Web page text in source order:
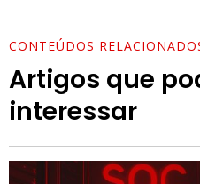
CONTEÚDOS
Artigos que
interessar